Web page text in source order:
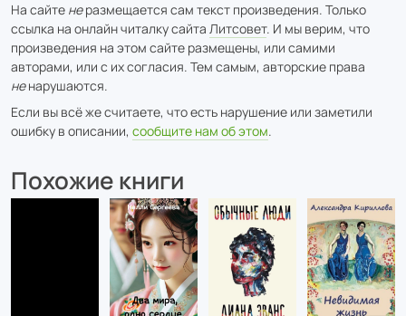
На сайте неразмещается сам текст произведения. Только
ссылка на онлайн читалку сайта Литсовет. И мы верим, что
произведения на этом сайте размещены, или самими
авторами, или с их согласия. Тем самым, авторские права
ненарушаются.
Если вы всё же считаете, что есть нарушение или заметили
ошибку в описании, сообщите нам об этом.
Похожие книги